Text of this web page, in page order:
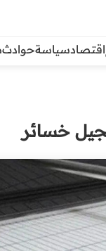
اقتصادسياسةحوادث